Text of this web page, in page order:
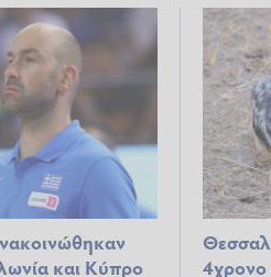
και Κύπρο
4χρονο